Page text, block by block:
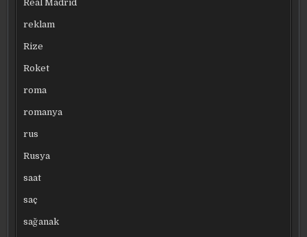
Real Madrid
reklam
Rize
Roket
roma
romanya
rus
Rusya
saat
saç
sağanak